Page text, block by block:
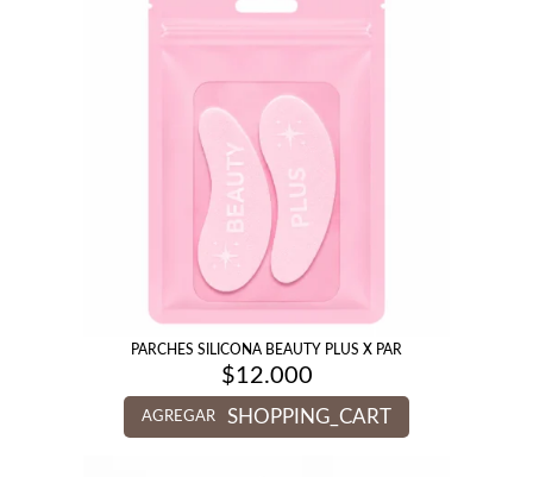
PARCHES SILICONA BEAUTY PLUS X PAR
$12.000
AGREGAR SHOPPING_CART